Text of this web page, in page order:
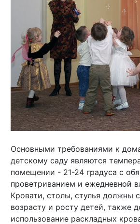
Основными требованиями к
детскому саду являются
помещении - 21-24 градуса с
проветриванием и ежедневной
Кровати, столы, стулья должны
возрасту и росту детей, также
использование раскладных